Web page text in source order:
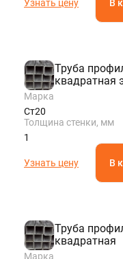
Узнать цену В
Труба
квадратная
Марка
Ст20
Толщина стенки, мм
1
Узнать цену В
Труба
квадратная
Марка